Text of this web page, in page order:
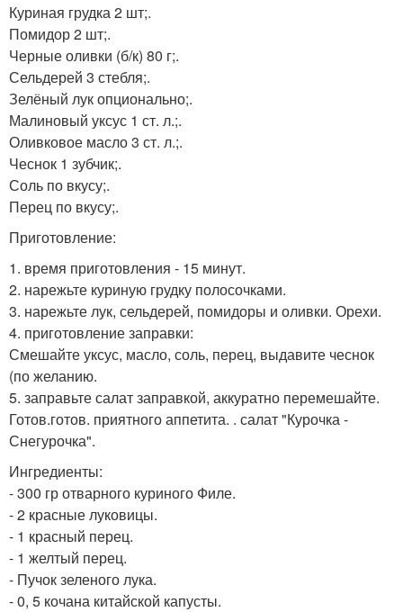
Куриная грудка 2 шт;.
Помидор 2 шт;.
Черные оливки (б/к) 80 г;.
Сельдерей 3 стебля;.
Зелёный лук опционально;.
Малиновый уксус 1 ст. л.;.
Оливковое масло 3 ст. л.;.
Чеснок 1 зубчик;.
Соль по вкусу;.
Перец по вкусу;.
Приготовление:
1. время приготовления - 15 минут.
2. нарежьте куриную грудку полосочками.
3. нарежьте лук, сельдерей, помидоры и оливки. Орехи.
4. приготовление заправки:
Смешайте уксус, масло, соль, перец, выдавите чеснок
(по желанию.
5. заправьте салат заправкой, аккуратно перемешайте.
Готов.готов. приятного аппетита. . салат "Курочка -
Снегурочка".
Ингредиенты:
- 300 гр отварного куриного Филе.
- 2 красные луковицы.
- 1 красный перец.
- 1 желтый перец.
- Пучок зеленого лука.
- 0, 5 кочана китайской капусты.